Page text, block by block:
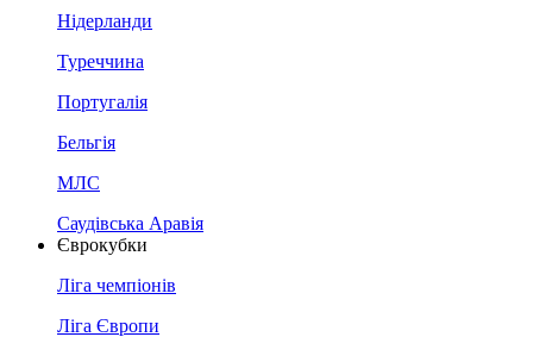
Нідерланди
Туреччина
Португалія
Бельгія
МЛС
Саудівська Аравія
Єврокубки
Ліга чемпіонів
Ліга Європи